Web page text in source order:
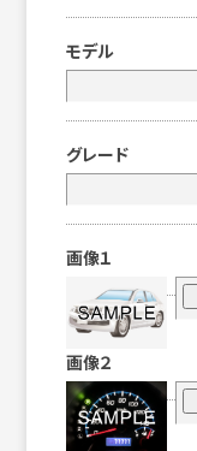
モデル
グレード
画像１
画像２